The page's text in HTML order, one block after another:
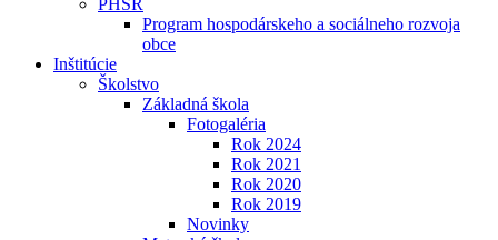
PHSR
Program hospodárskeho a sociálneho rozvoja
obce
Inštitúcie
Školstvo
Základná škola
Fotogaléria
Rok 2024
Rok 2021
Rok 2020
Rok 2019
Novinky